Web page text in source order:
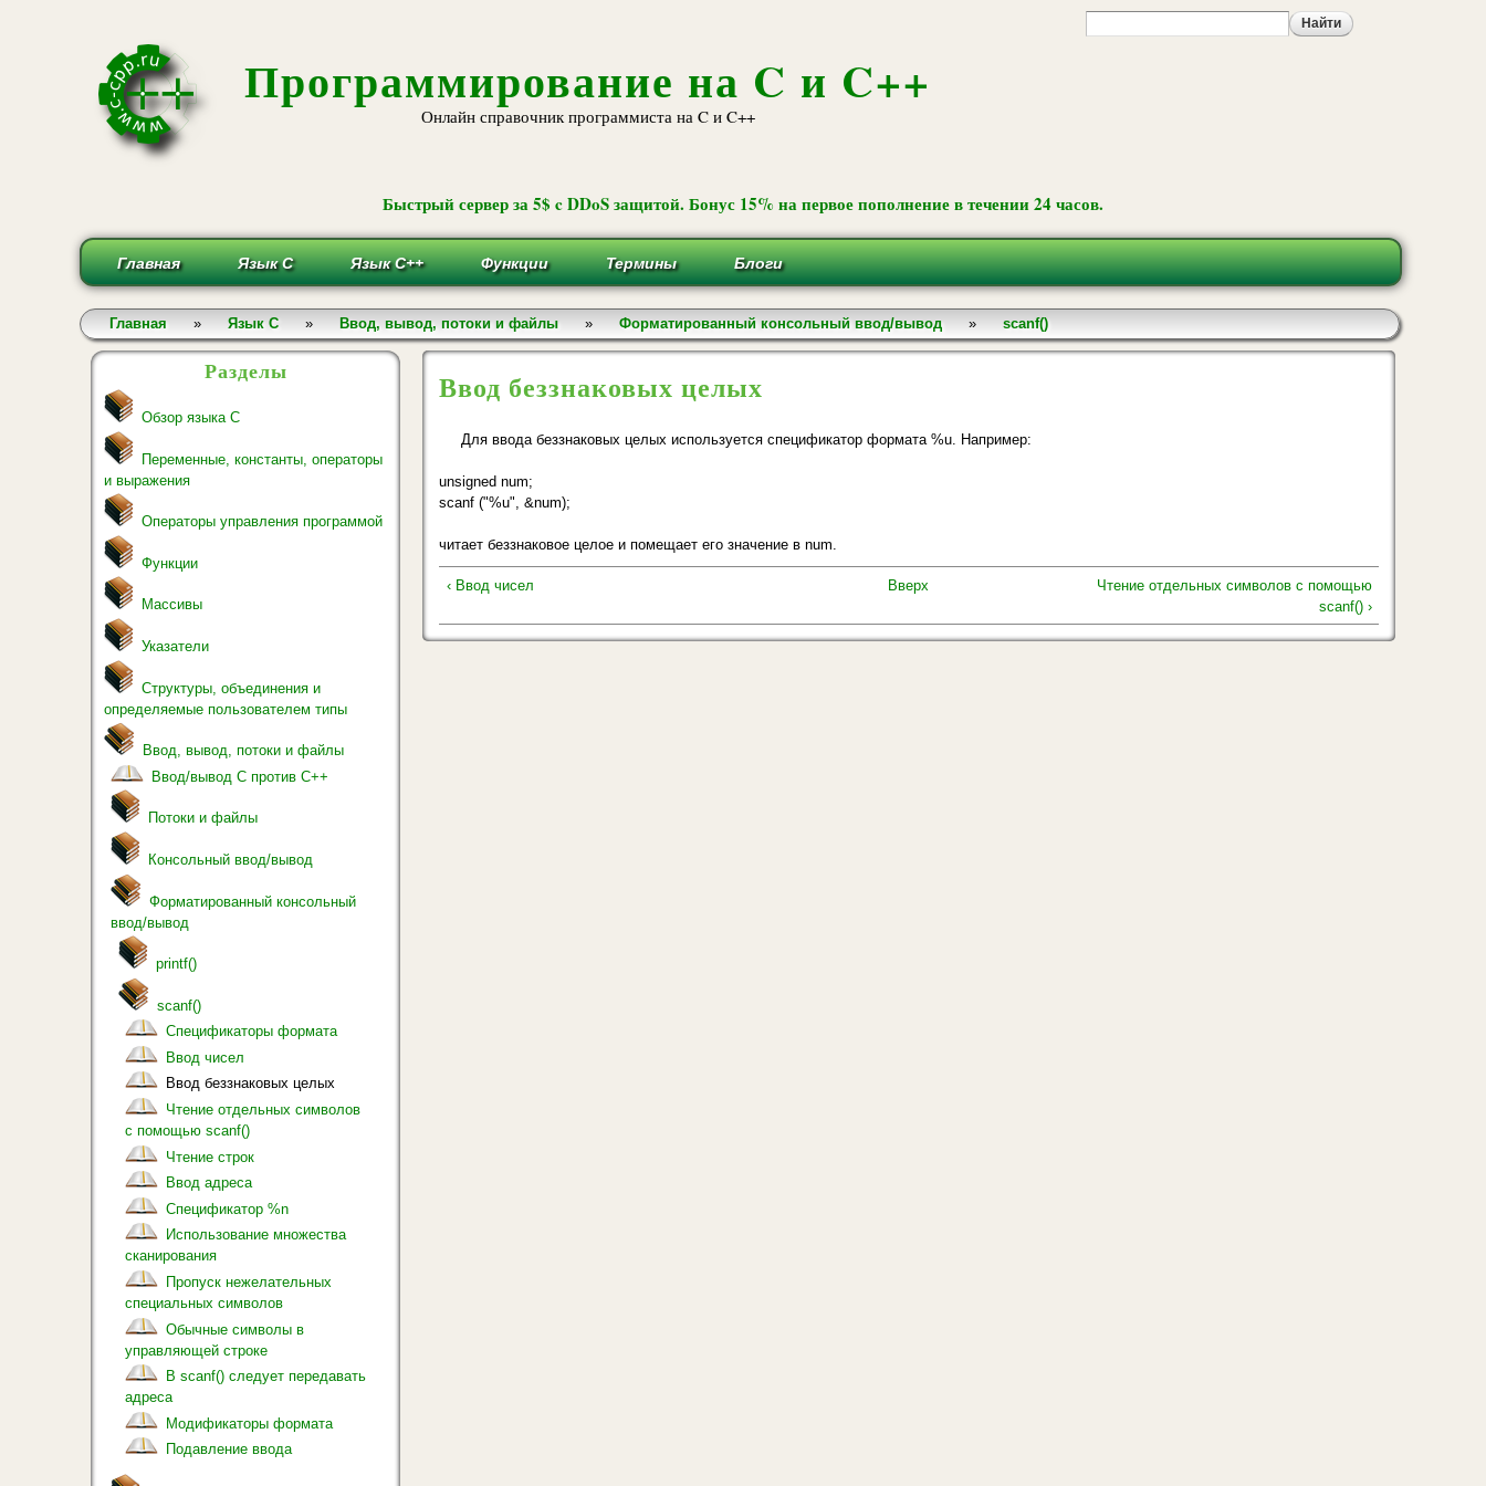
Программирование на C и C++
Онлайн справочник программиста на C и C++
Быстрый сервер за 5$ c DDoS защитой. Бонус 15% на первое пополнение в течении 24 часов.
Главная Язык С Язык С++ Функции Термины Блоги
Вы здесь
Главная » Язык С » Ввод, вывод, потоки и файлы » Форматированный консольный ввод/вывод » scanf()
Разделы
Обзор языка С
Переменные, константы, операторы
и выражения
Операторы управления программой
Функции
Массивы
Указатели
Структуры, объединения и
определяемые пользователем типы
Ввод, вывод, потоки и файлы
Ввод/вывод С против С++
Потоки и файлы
Консольный ввод/вывод
Форматированный консольный
ввод/вывод
printf()
scanf()
Спецификаторы формата
Ввод чисел
Ввод беззнаковых целых
Чтение отдельных символов
с помощью scanf()
Чтение строк
Ввод адреса
Спецификатор %n
Использование множества
сканирования
Пропуск нежелательных
специальных символов
Обычные символы в
управляющей строке
В scanf() следует передавать
адреса
Модификаторы формата
Подавление ввода
Ввод беззнаковых целых
Для ввода беззнаковых целых используется спецификатор формата %u. Например:
unsigned num;
scanf ("%u", &num);
читает беззнаковое целое и помещает его значение в num.
‹ Ввод чисел Вверх
Чтение отдельных символов с помощью
scanf() ›